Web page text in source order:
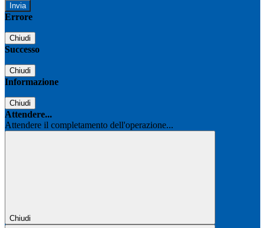
Errore
Chiudi
Successo
Chiudi
Informazione
Chiudi
Attendere...
Attendere il completamento dell'operazione...
Chiudi